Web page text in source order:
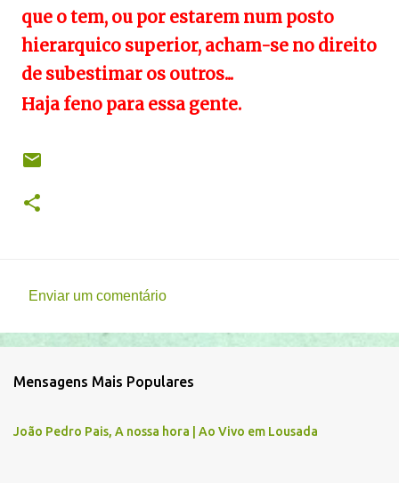
que o tem, ou por estarem num posto
hierarquico superior, acham-se no direito
de subestimar os outros...
Haja feno para essa gente.
e
t
Enviar um comentário
Mensagens Mais Populares
João Pedro Pais, A nossa hora | Ao Vivo em Lousada